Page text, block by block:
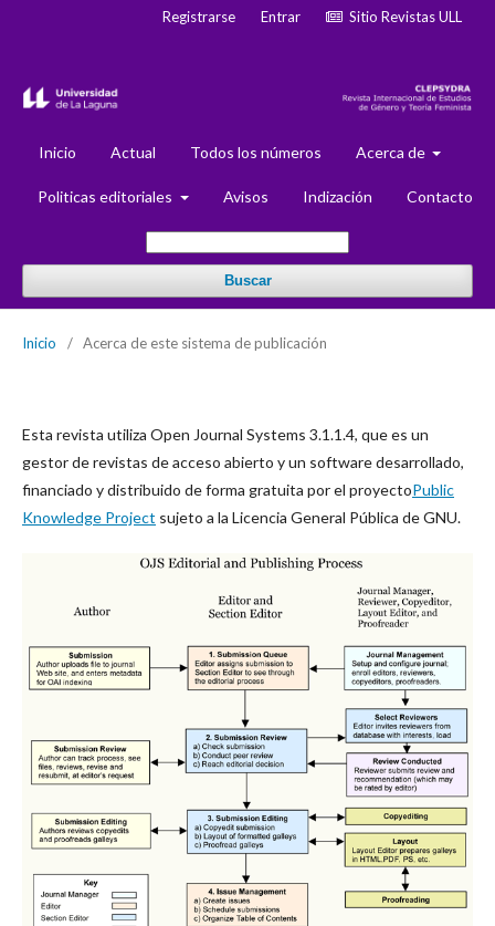
Inicio Actual Todos los números Acerca de
Politicas editoriales Avisos Indización Contacto
Buscar
Registrarse Entrar Sitio Revistas ULL
Inicio / Acerca de este sistema de publicación
Esta revista utiliza Open Journal Systems 3.1.1.4, que es un
gestor de revistas de acceso abierto y un software desarrollado,
financiado y distribuido de forma gratuita por el proyectoPublic
Knowledge Project sujeto a la Licencia General Pública de GNU.